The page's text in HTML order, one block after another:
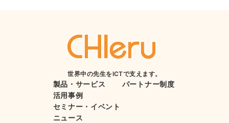
世界中の先生をICTで支えます。
製品・サービス
活用事例
セミナー・イベント
ニュース
パートナー制度